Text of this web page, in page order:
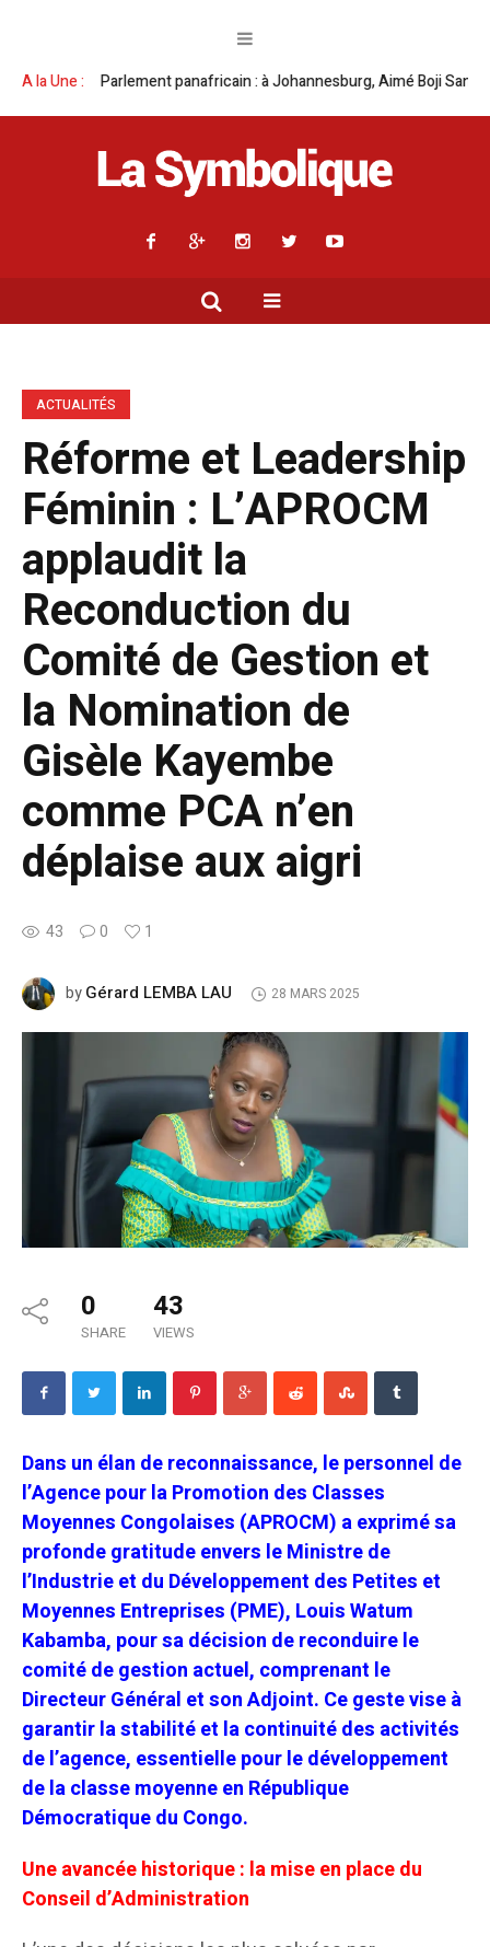
A la Une :
panafricain : à Johannesburg, Aimé Boji Sangara multiplie les
ACTUALITÉS
Réforme et Leadership
Féminin : L’APROCM
applaudit la
Reconduction du
Comité de Gestion et
la Nomination de
Gisèle Kayembe
comme PCA n’en
déplaise aux aigri
43 0 1
byGérard LEMBA LAU 28 MARS 2025
0
SHARE
43
VIEWS
Dans un élan de reconnaissance, le personnel de
l’Agence pour la Promotion des Classes
Moyennes Congolaises (APROCM) a exprimé sa
profonde gratitude envers le Ministre de
l’Industrie et du Développement des Petites et
Moyennes Entreprises (PME), Louis Watum
Kabamba, pour sa décision de reconduire le
comité de gestion actuel, comprenant le
Directeur Général et son Adjoint. Ce geste vise à
garantir la stabilité et la continuité des activités
de l’agence, essentielle pour le développement
de la classe moyenne en République
Démocratique du Congo.
Une avancée historique : la mise en place du
Conseil d’Administration